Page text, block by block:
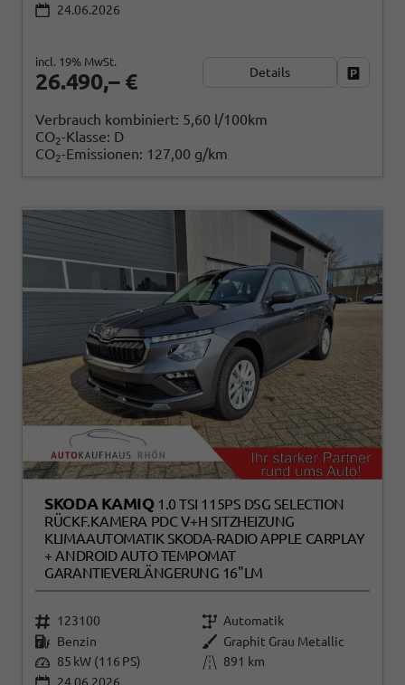
24.06.2026
26.490,– €
incl. 19% MwSt.
Details
Verbrauch kombiniert: 5,60 l/100km
CO2-Klasse: D
CO2-Emissionen: 127,00 g/km
SKODA KAMIQ 1.0 TSI 115PS DSG SELECTION
RÜCKF.KAMERA PDC V+H SITZHEIZUNG
KLIMAAUTOMATIK SKODA-RADIO APPLE CARPLAY
+ ANDROID AUTO TEMPOMAT
GARANTIEVERLÄNGERUNG 16"LM
123100
Automatik
Benzin
Graphit Grau Metallic
85 kW (116 PS)
891 km